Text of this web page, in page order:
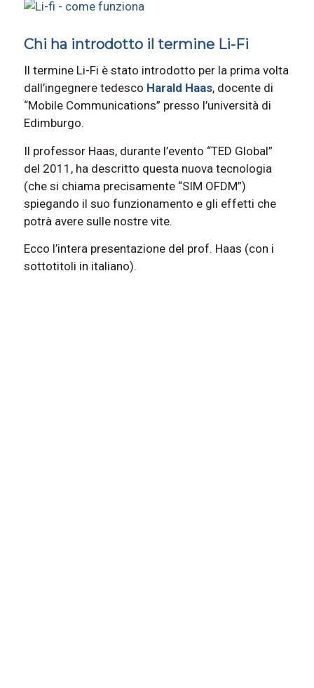
Chi ha introdotto il termine Li-Fi
Il termine Li-Fi è stato introdotto per la prima volta
dall’ingegnere tedesco Harald Haas, docente di
“Mobile Communications” presso l’università di
Edimburgo.
Il professor Haas, durante l’evento “TED Global”
del 2011, ha descritto questa nuova tecnologia
(che si chiama precisamente “SIM OFDM”)
spiegando il suo funzionamento e gli effetti che
potrà avere sulle nostre vite.
Ecco l’intera presentazione del prof. Haas (con i
sottotitoli in italiano).